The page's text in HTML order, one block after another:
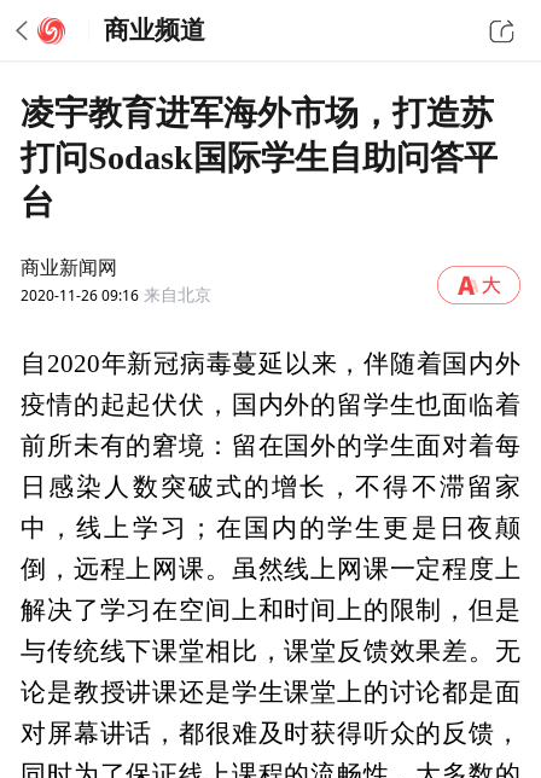
商业频道
凌宇教育进军海外市场，打造苏
打问Sodask国际学生自助问答平
台
商业新闻网
2020-11-26 09:16 来自北京
自2020年新冠病毒蔓延以来，伴随着国内外
疫情的起起伏伏，国内外的留学生也面临着
前所未有的窘境：留在国外的学生面对着每
日感染人数突破式的增长，不得不滞留家
中，线上学习；在国内的学生更是日夜颠
倒，远程上网课。虽然线上网课一定程度上
解决了学习在空间上和时间上的限制，但是
与传统线下课堂相比，课堂反馈效果差。无
论是教授讲课还是学生课堂上的讨论都是面
对屏幕讲话，都很难及时获得听众的反馈，